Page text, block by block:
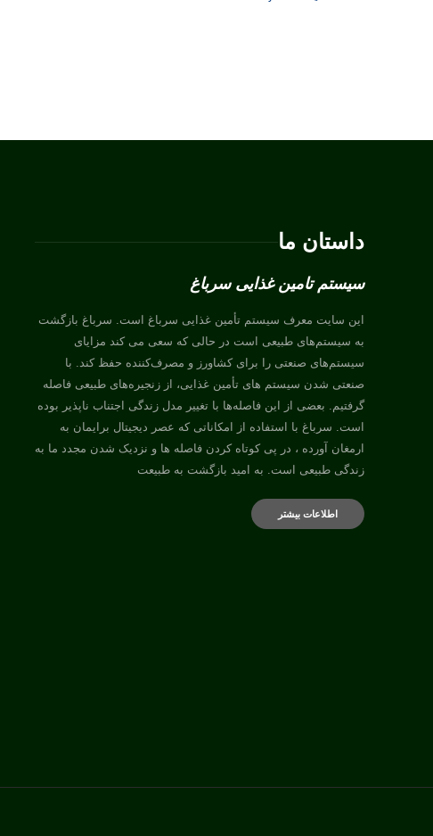
داستان ما
سیستم تامین غذایی سرباغ
این سایت معرف سیستم تأمین غذایی سرباغ است. سرباغ بازگشت
به سیستم‌های طبیعی است در حالی که سعی می کند مزایای
سیستم‌های صنعتی را برای کشاورز و مصرف‌کننده حفظ کند. با
صنعتی شدن سیستم های تأمین غذایی، از زنجیره‌های طبیعی فاصله
گرفتیم. بعضی از این فاصله‌ها با تغییر مدل زندگی اجتناب ناپذیر بوده
است. سرباغ با استفاده از امکاناتی که عصر دیجیتال برایمان به
ارمغان آورده ، در پی کوتاه کردن فاصله ها و نزدیک شدن مجدد ما به
زندگی طبیعی است. به امید بازگشت به طبیعت
اطلاعات بیشتر